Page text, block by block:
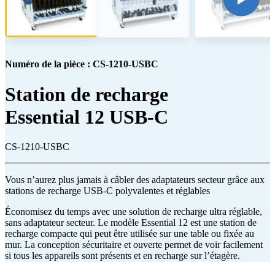
Numéro de la pièce : CS-1210-USBC
Station de recharge
Essential 12 USB-C
CS-1210-USBC
Vous n’aurez plus jamais à câbler des adaptateurs secteur grâce aux
stations de recharge USB-C polyvalentes et réglables
Économisez du temps avec une solution de recharge ultra réglable,
sans adaptateur secteur. Le modèle Essential 12 est une station de
recharge compacte qui peut être utilisée sur une table ou fixée au
mur. La conception sécuritaire et ouverte permet de voir facilement
si tous les appareils sont présents et en recharge sur l’étagère.